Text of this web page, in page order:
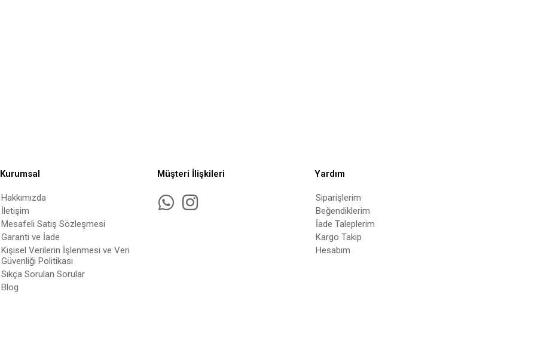
Kurumsal
Hakkımızda
İletişim
Mesafeli Satış Sözleşmesi
Garanti ve İade
Kişisel Verilerin İşlenmesi ve Veri
Güvenliği Politikası
Sıkça Sorulan Sorular
Blog
Müşteri İlişkileri Yardım
Siparişlerim
Beğendiklerim
İade Taleplerim
Kargo Takip
Hesabım